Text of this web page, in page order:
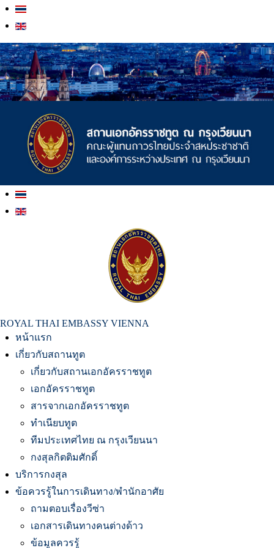
ROYAL THAI EMBASSY VIENNA
หน้าแรก
เกี่ยวกับสถานทูต
เกี่ยวกับสถานเอกอัครราชทูต
เอกอัครราชทูต
สารจากเอกอัครราชทูต
ทำเนียบทูต
ทีมประเทศไทย ณ กรุงเวียนนา
กงสุลกิตติมศักดิ์
บริการกงสุล
ข้อควรรู้ในการเดินทาง/พำนักอาศัย
ถามตอบเรื่องวีซ่า
เอกสารเดินทางคนต่างด้าว
ข้อมูลควรรู้